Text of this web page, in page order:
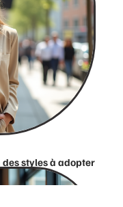
styles à adopter